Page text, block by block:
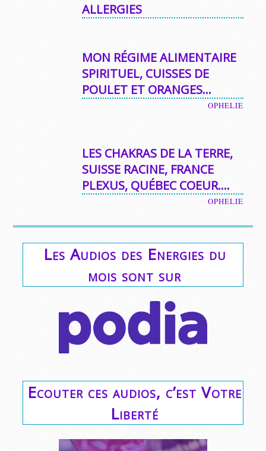
ALLERGIES
MON RÉGIME ALIMENTAIRE
SPIRITUEL, CUISSES DE
POULET ET ORANGES…
OPHELIE
LES CHAKRAS DE LA TERRE,
SUISSE RACINE, FRANCE
PLEXUS, QUÉBEC COEUR….
OPHELIE
Les Audios des Energies du
mois sont sur
Ecouter ces audios, c’est Votre
Liberté